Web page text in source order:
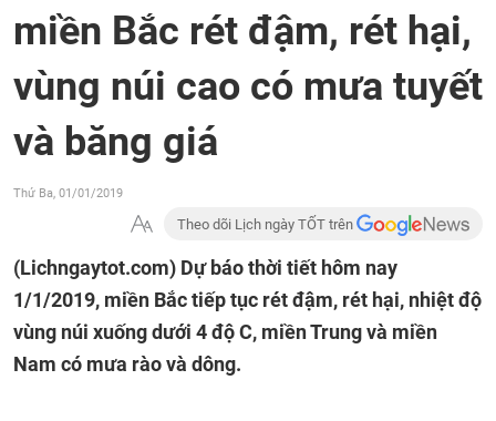
miền Bắc rét đậm, rét hại,
vùng núi cao có mưa tuyết
và băng giá
Thứ Ba, 01/01/2019
Theo dõi Lịch ngày TỐT trên
(Lichngaytot.com) Dự báo thời tiết hôm nay
1/1/2019, miền Bắc tiếp tục rét đậm, rét hại, nhiệt độ
vùng núi xuống dưới 4 độ C, miền Trung và miền
Nam có mưa rào và dông.